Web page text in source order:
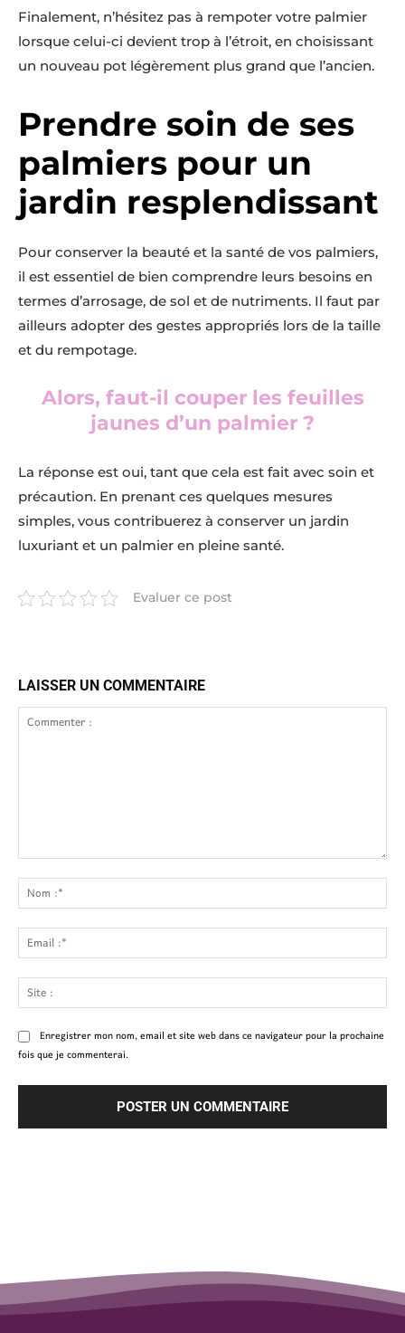
Finalement, n’hésitez pas à rempoter votre palmier
lorsque celui-ci devient trop à l’étroit, en choisissant
un nouveau pot légèrement plus grand que l’ancien.
Prendre soin de ses
palmiers pour un
jardin resplendissant
Pour conserver la beauté et la santé de vos palmiers,
il est essentiel de bien comprendre leurs besoins en
termes d’arrosage, de sol et de nutriments. Il faut par
ailleurs adopter des gestes appropriés lors de la taille
et du rempotage.
Alors, faut-il couper les feuilles
jaunes d’un palmier ?
La réponse est oui, tant que cela est fait avec soin et
précaution. En prenant ces quelques mesures
simples, vous contribuerez à conserver un jardin
luxuriant et un palmier en pleine santé.
Evaluer ce post
LAISSER UN COMMENTAIRE
:*
:*
:
Enregistrer mon nom, email et site web dans ce navigateur pour la prochaine
fois que je commenterai.